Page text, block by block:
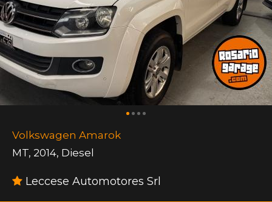
Volkswagen Amarok
MT, 2014, Diesel
Leccese Automotores Srl